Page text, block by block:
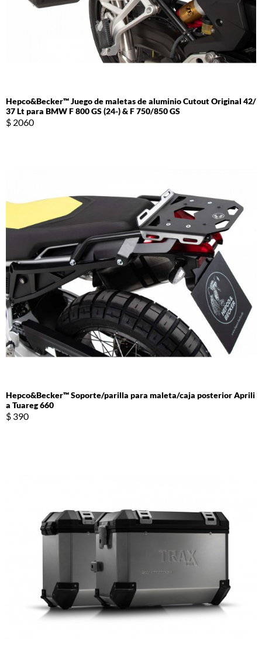
Hepco&Becker™ Juego de maletas de aluminio Cutout Original 42/
37 Lt para BMW F 800 GS (24-) & F 750/850 GS
$ 2060
Hepco&Becker™ Soporte/parilla para maleta/caja posterior Aprili
a Tuareg 660
$ 390